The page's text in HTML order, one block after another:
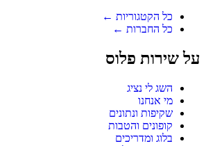
כל הקטגוריות ←
כל החברות ←
על שירות פלוס
השג לי נציג
מי אנחנו
שקיפות ונתונים
קופונים והטבות
בלוג ומדריכים